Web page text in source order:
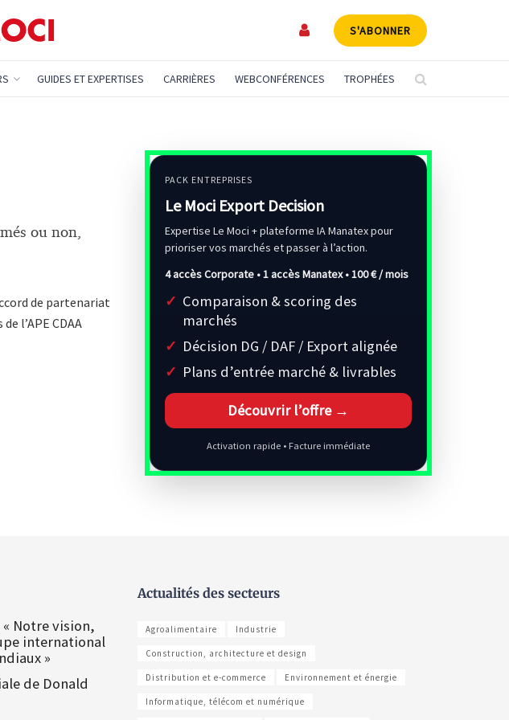
S'ABONNER
GUIDES ET EXPERTISES CARRIÈRES WEBCONFÉRENCES TROPHÉES
ou non,
de partenariat
l’APE CDAA
PACK ENTREPRISES
Le Moci Export Decision
Expertise Le Moci + plateforme IA Manatex pour
prioriser vos marchés et passer à l’action.
4 accès Corporate • 1 accès Manatex •100 € / mois
Comparaison & scoring des
marchés
Décision DG / DAF / Export alignée
Plans d’entrée marché & livrables
Découvrir l’offre →
Activation rapide • Facture immédiate
Notre vision,
international
»
de Donald
Actualités des secteurs
Agroalimentaire Industrie
Construction, architecture et design
Distribution et e-commerce Environnement et énergie
Informatique, télécom et numérique